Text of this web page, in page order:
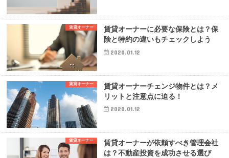
賃貸オーナー
賃貸オーナーに必要な保険とは？保
険と特約の違いもチェックしよう
2020.01.12
賃貸オーナー
賃貸オーナーチェンジ物件とは？メ
リットと注意点に迫る！
2020.01.12
賃貸オーナー
賃貸オーナーが依頼すべき管理会社
は？不動産投資を成功させる選び